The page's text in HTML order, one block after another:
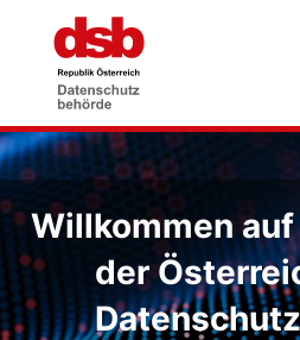
Willkommen
der